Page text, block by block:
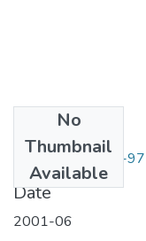
No
Thumbnail
Available
1116-05-055-97
Date
2001-06